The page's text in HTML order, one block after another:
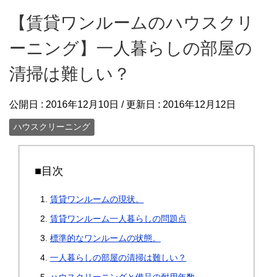
【賃貸ワンルームのハウスクリ
ーニング】一人暮らしの部屋の
清掃は難しい？
公開日 : 2016年12月10日 / 更新日 : 2016年12月12日
ハウスクリーニング
■目次
賃貸ワンルームの現状。
賃貸ワンルーム一人暮らしの問題点
標準的なワンルームの状態。
一人暮らしの部屋の清掃は難しい？